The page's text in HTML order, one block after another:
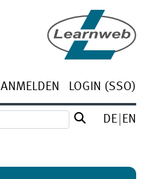
ANMELDEN LOGIN (SSO)
DE EN